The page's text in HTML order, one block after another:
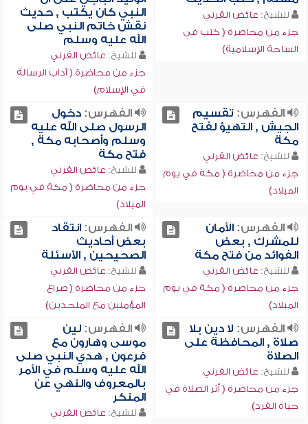
للشيخ: عائض القرني
جزء من محاضرة ( كتب في
الساحة الإسلامية)
النبي كان يكتب , حديث
نقش خاتم النبي صلى
الله عليه وسلم
للشيخ: عائض القرني
جزء من محاضرة ( آداب الرسالة
في الإسلام)
الفهرس: تقسيم
الجيش , التهيؤ لفتح
مكة
للشيخ: عائض القرني
جزء من محاضرة ( مكة في يوم
الميلاد)
الفهرس:دخول
الرسول صلى الله عليه
وسلم وأصحابه مكة ,
فتح مكة
للشيخ: عائض القرني
جزء من محاضرة ( مكة في يوم
الميلاد)
الفهرس:الأمان
للمشرك , بعض
الفوائد من فتح مكة
للشيخ: عائض القرني
جزء من محاضرة ( مكة في يوم
الميلاد)
الفهرس:انتقاد
بعض أحاديث
الصحيحين , الأسئلة
للشيخ: عائض القرني
جزء من محاضرة ( صراع
المؤمنين مع الملحدين)
الفهرس: لا دين بلا
صلاة , المحافظة على
الصلاة
للشيخ: عائض القرني
جزء من محاضرة ( أثر الصلاة في
حياة الفرد)
الفهرس:لين
موسى وهارون مع
فرعون , هدي النبي صلى
الله عليه وسلم في الأمر
بالمعروف والنهي عن
المنكر
للشيخ: عائض القرني